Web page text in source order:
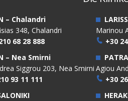
– Chalandri
348, Chalandri
68 28 888
– Nea Smirni
Siggrou 203, Nea Smirni
93 11 111
Marinou
+30
Agiou
+30